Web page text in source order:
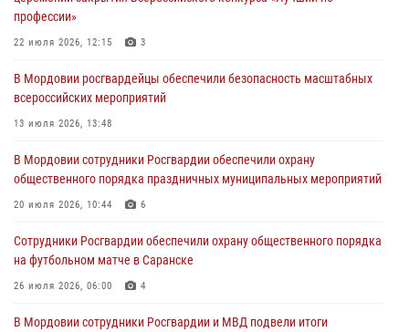
06 августа 2026, 07:03
незамедлительно
05 августа 2026, 15:04
подозреваемого в причинении телесных повреждений супруге
05 августа 2026, 12:34
проведения масштабного праздника в Темникове
05 августа 2026, 09:04 4
профессии»
22 июля 2026, 12:15 3
В Мордовии росгвардейцы обеспечили безопасность масштабных
всероссийских мероприятий
13 июля 2026, 13:48
В Мордовии сотрудники Росгвардии обеспечили охрану
общественного порядка праздничных муниципальных мероприятий
20 июля 2026, 10:44 6
Сотрудники Росгвардии обеспечили охрану общественного порядка
на футбольном матче в Саранске
26 июля 2026, 06:00 4
В Мордовии сотрудники Росгвардии и МВД подвели итоги